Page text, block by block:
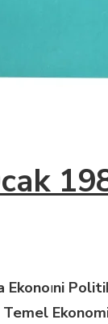
Ekonoıni
Temel